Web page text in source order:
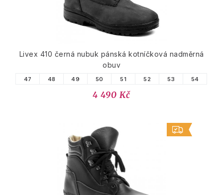
Livex 410 černá nubuk pánská kotníčková nadměrná
obuv
47 48 49 50 51 52 53 54
4 490 Kč